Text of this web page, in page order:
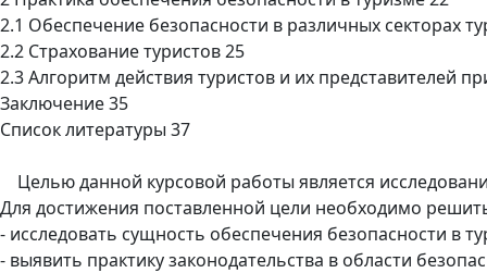
2.1 Обеспечение безопасности в различных секторах
2.2 Страхование туристов 25
2.3 Алгоритм действия туристов и их представителей
Заключение 35
Список литературы 37
Целью данной курсовой работы является
Для достижения поставленной цели необходимо
- исследовать сущность обеспечения безопасности в
- выявить практику законодательства в области